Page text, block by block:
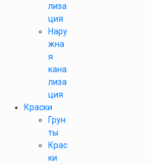
лиза
ция
Нару
жна
я
кана
лиза
ция
Краски
Грун
ты
Крас
ки